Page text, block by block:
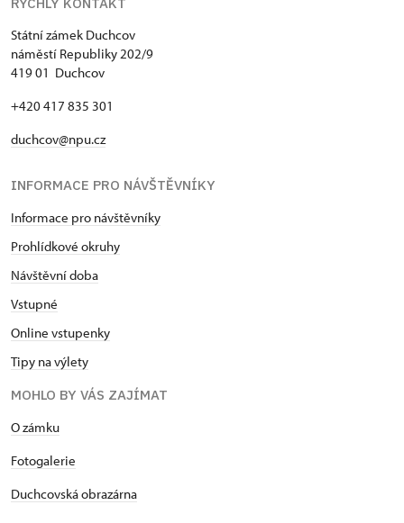
Státní zámek Duchcov
náměstí Republiky 202/9
419 01 Duchcov
+420 417 835 301
duchcov@npu.cz
INFORMACE PRO NÁVŠTĚVNÍKY
Informace pro návštěvníky
Prohlídkové okruhy
Návštěvní doba
Vstupné
Online vstupenky
Tipy na výlety
MOHLO BY VÁS ZAJÍMAT
O zámku
Fotogalerie
Duchcovská obrazárna